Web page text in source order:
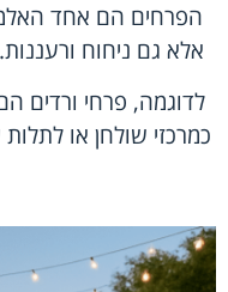
הפרחים הם אחד
אלא גם ניחוח
לדוגמה, פרחי ורדים
כמרכזי שולחן או